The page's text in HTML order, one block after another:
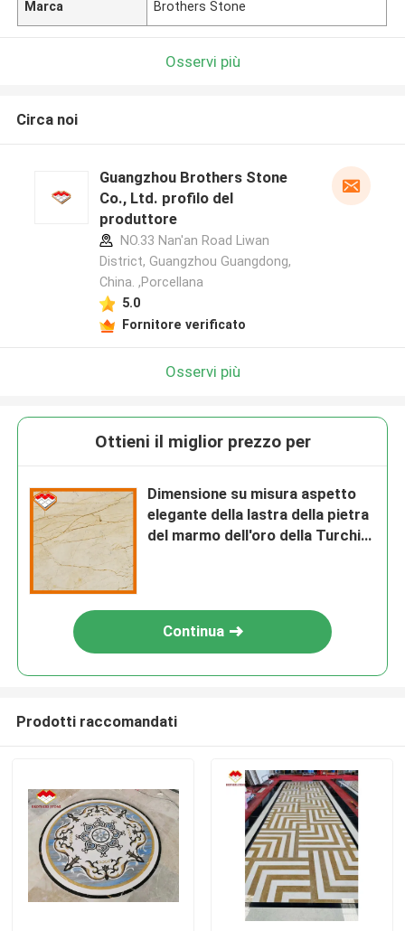
Marca Brothers Stone
Osservi più
Circa noi
Guangzhou Brothers Stone
Co., Ltd. profilo del
produttore
NO.33 Nan'an Road Liwan
District, Guangzhou Guangdong,
China. ,Porcellana
5.0
Fornitore verificato
Osservi più
Ottieni il miglior prezzo per
Dimensione su misura aspetto
elegante della lastra della pietra
del marmo dell'oro della Turchia
Continua
Prodotti raccomandati